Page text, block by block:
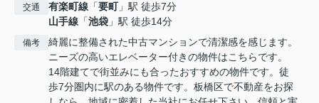
交通 有楽町線 「要町」駅 徒歩7分
山手線 「池袋 」駅 徒歩14分
備考
綺麗に整備された中古マンションで清潔感を感じます。
ニーズの高いエレベーター付きの物件はこちらです。
14階建てで街並みにも合ったおすすめの物件です。徒
歩7分圏内に駅のある物件です。板橋区で不動産をお探